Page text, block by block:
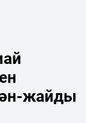
жайды